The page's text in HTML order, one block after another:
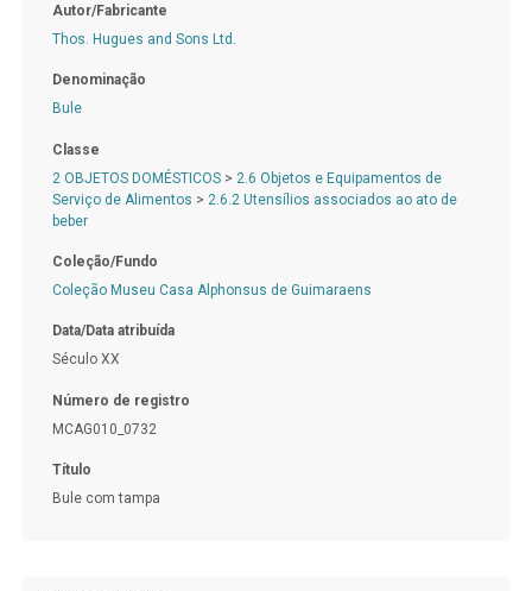
Autor/Fabricante
Thos. Hugues and Sons Ltd.
Denominação
Bule
Classe
2 OBJETOS DOMÉSTICOS> 2.6 Objetos e Equipamentos de
Serviço de Alimentos > 2.6.2 Utensílios associados ao ato de
beber
Coleção/Fundo
Coleção Museu Casa Alphonsus de Guimaraens
Data/Data atribuída
Século XX
Número de registro
MCAG010_0732
Título
Bule com tampa